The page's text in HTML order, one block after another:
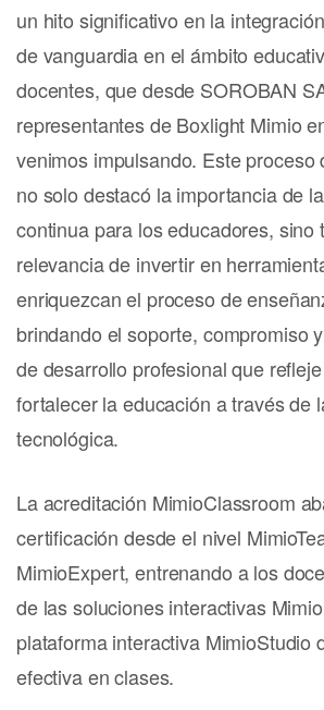
un hito significativo en la
de vanguardia en el ámbito
docentes, que desde SOROBAN
representantes de Boxlight Mimio
venimos impulsando. Este proceso
no solo destacó la importancia de
continua para los educadores, sino
relevancia de invertir en
enriquezcan el proceso de
brindando el soporte, compromiso
de desarrollo profesional que
fortalecer la educación a través de
tecnológica.
La acreditación MimioClassroom
certificación desde el nivel
MimioExpert, entrenando a los
de las soluciones interactivas
plataforma interactiva MimioStudio
efectiva en clases.